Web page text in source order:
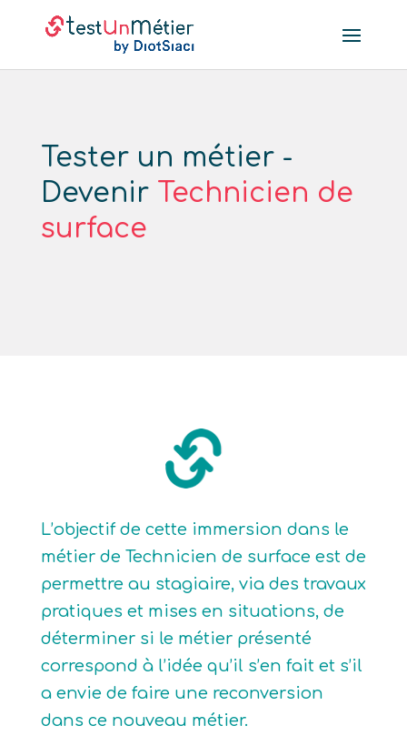
Tester un métier -
Devenir Technicien de
surface
L’objectif de cette immersion dans le
métier de Technicien de surface est de
permettre au stagiaire, via des travaux
pratiques et mises en situations, de
déterminer si le métier présenté
correspond à l’idée qu’il s’en fait et s’il
a envie de faire une reconversion
dans ce nouveau métier.